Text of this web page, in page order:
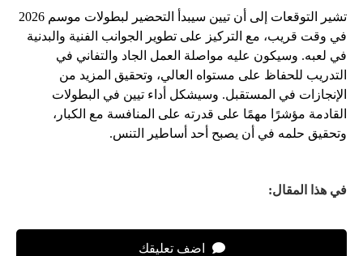
تشير التوقعات إلى أن تيين سيبدأ التحضير لبطولات موسم 2026
في وقت قريب، مع التركيز على تطوير الجوانب الفنية والبدنية
في لعبه. وسيكون عليه مواصلة العمل الجاد والتفاني في
التدريب للحفاظ على مستواه العالي، وتحقيق المزيد من
الإنجازات في المستقبل. وسيشكل أداء تيين في البطولات
القادمة مؤشرًا مهمًا على قدرته على المنافسة مع الكبار،
وتحقيق حلمه في أن يصبح أحد أساطير التنس.
في هذا المقال:
اضف تعليقك